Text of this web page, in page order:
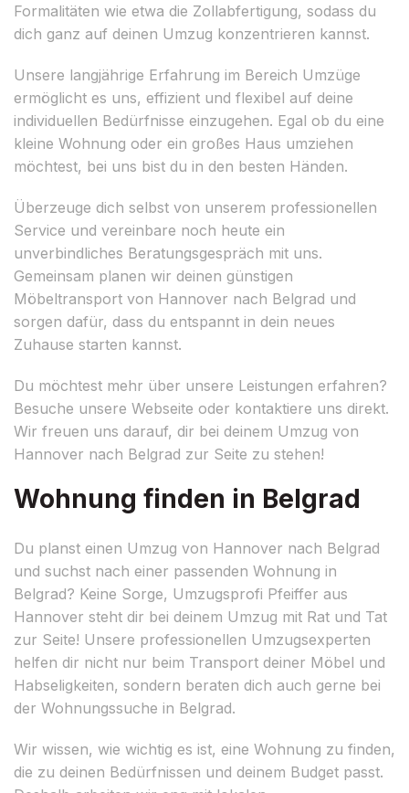
Formalitäten wie etwa die Zollabfertigung, sodass du
dich ganz auf deinen Umzug konzentrieren kannst.
Unsere langjährige Erfahrung im Bereich Umzüge
ermöglicht es uns, effizient und flexibel auf deine
individuellen Bedürfnisse einzugehen. Egal ob du eine
kleine Wohnung oder ein großes Haus umziehen
möchtest, bei uns bist du in den besten Händen.
Überzeuge dich selbst von unserem professionellen
Service und vereinbare noch heute ein
unverbindliches Beratungsgespräch mit uns.
Gemeinsam planen wir deinen günstigen
Möbeltransport von Hannover nach Belgrad und
sorgen dafür, dass du entspannt in dein neues
Zuhause starten kannst.
Du möchtest mehr über unsere Leistungen erfahren?
Besuche unsere Webseite oder kontaktiere uns direkt.
Wir freuen uns darauf, dir bei deinem Umzug von
Hannover nach Belgrad zur Seite zu stehen!
Wohnung finden in Belgrad
Du planst einen Umzug von Hannover nach Belgrad
und suchst nach einer passenden Wohnung in
Belgrad? Keine Sorge, Umzugsprofi Pfeiffer aus
Hannover steht dir bei deinem Umzug mit Rat und Tat
zur Seite! Unsere professionellen Umzugsexperten
helfen dir nicht nur beim Transport deiner Möbel und
Habseligkeiten, sondern beraten dich auch gerne bei
der Wohnungssuche in Belgrad.
Wir wissen, wie wichtig es ist, eine Wohnung zu finden,
die zu deinen Bedürfnissen und deinem Budget passt.